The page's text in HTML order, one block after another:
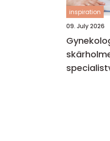
inspiration
09. July 2026
skärholmen